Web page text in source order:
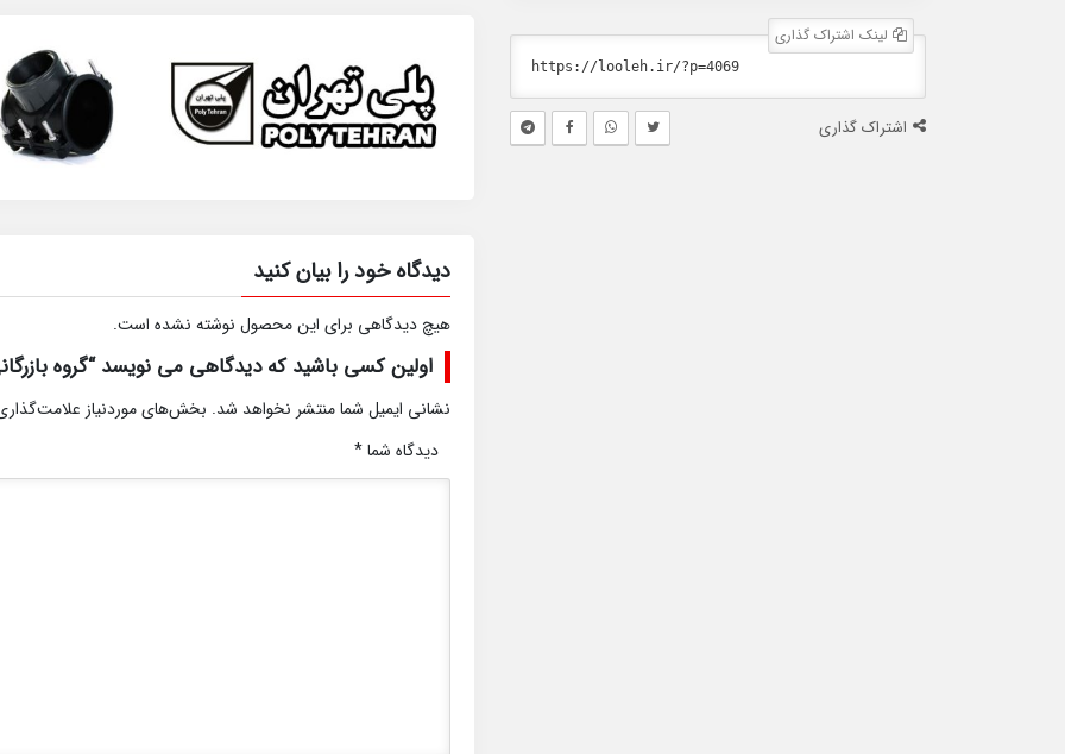
لینک اشتراک گذاری
اشتراک گذاری
دیدگاه خود را بیان کنید
هیچ دیدگاهی برای این محصول نوشته نشده است.
اولین کسی باشید که دیدگاهی می نویسد “گروه
نشانی ایمیل شما منتشر نخواهد شد. بخش‌های موردنیاز
دیدگاه شما*